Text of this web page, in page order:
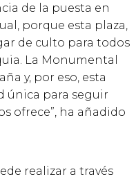
de la puesta en
porque esta plaza,
de culto para todos
La Monumental
y, por eso, esta
única para seguir
ofrece”, ha añadido
realizar a través